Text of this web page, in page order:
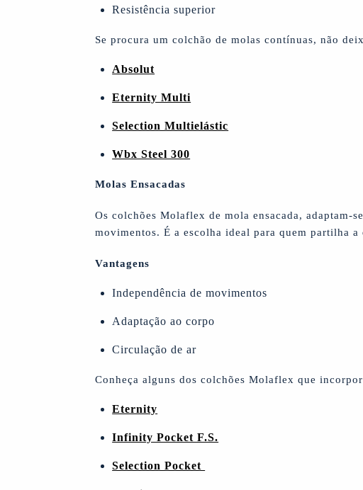
Resistência superior
Se procura um colchão de molas contínuas, não
Absolut
Eternity Multi
Selection Multielástic
Wbx Steel 300
Molas Ensacadas
Os colchões Molaflex de mola ensacada, adaptam-
movimentos. É a escolha ideal para quem partilha
Vantagens
Independência de movimentos
Adaptação ao corpo
Circulação de ar
Conheça alguns dos colchões Molaflex que
Eternity
Infinity Pocket F.S.
Selection Pocket